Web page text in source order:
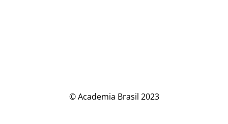
© Academia Brasil 2023